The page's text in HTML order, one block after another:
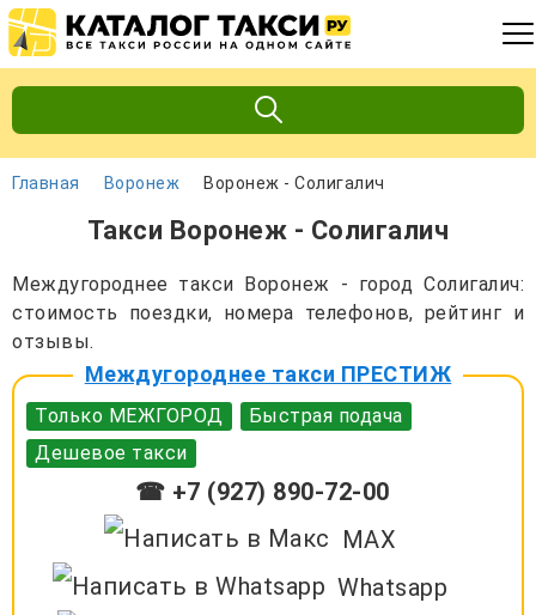
Главная Воронеж Воронеж - Солигалич
Такси Воронеж - Солигалич
Междугороднее такси Воронеж - город Солигалич:
стоимость поездки, номера телефонов, рейтинг и
отзывы.
Междугороднее такси ПРЕСТИЖ
Только МЕЖГОРОД
Быстрая подача
Дешевое такси
☎ +7 (927) 890-72-00
MAX
Whatsapp